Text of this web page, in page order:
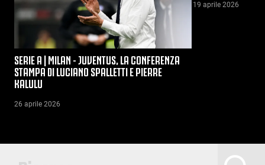
SERIE A | MILAN - JUVENTUS, LA CONFERENZA
STAMPA DI LUCIANO SPALLETTI E PIERRE
KALULU
26 aprile 2026
19 aprile 2026